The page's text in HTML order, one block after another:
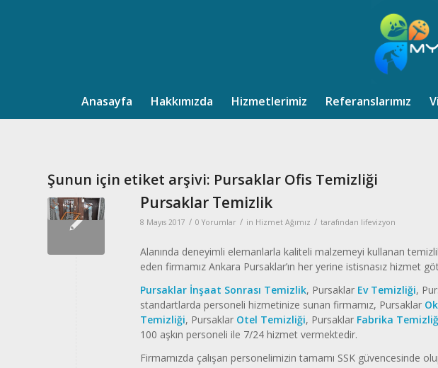
Anasayfa Hakkımızda Hizmetlerimiz Referanslarımız
Şunun için etiket arşivi: Pursaklar Ofis Temizliği
Pursaklar Temizlik
8 Mayıs 2017 / 0 Yorumlar / in Hizmet Ağımız / tarafından lifevizyon
Alanında deneyimli elemanlarla kaliteli malzemeyi kullanan
eden firmamız Ankara Pursaklar’ın her yerine istisnasız hizmet
Pursaklar İnşaat Sonrası Temizlik, Pursaklar Ev Temizliği,
standartlarda personeli hizmetinize sunan firmamız, Pursaklar
Temizliği, Pursaklar Otel Temizliği, Pursaklar Fabrika
100 aşkın personeli ile 7/24 hizmet vermektedir.
Firmamızda çalışan personelimizin tamamı SSK güvencesinde